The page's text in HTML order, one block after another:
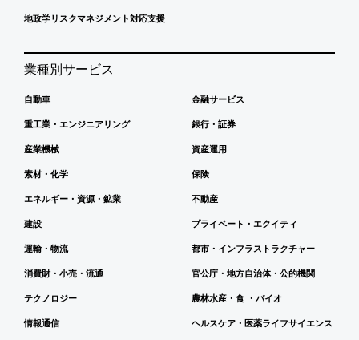
地政学リスクマネジメント対応支援
業種別サービス
自動車
重工業・エンジニアリング
産業機械
素材・化学
エネルギー・資源・鉱業
建設
運輸・物流
消費財・小売・流通
テクノロジー
情報通信
金融サービス
銀行・証券
資産運用
保険
不動産
プライベート・エクイティ
都市・インフラストラクチャー
官公庁・地方自治体・公的機関
農林水産・食 ・バイオ
ヘルスケア・医薬ライフサイエンス